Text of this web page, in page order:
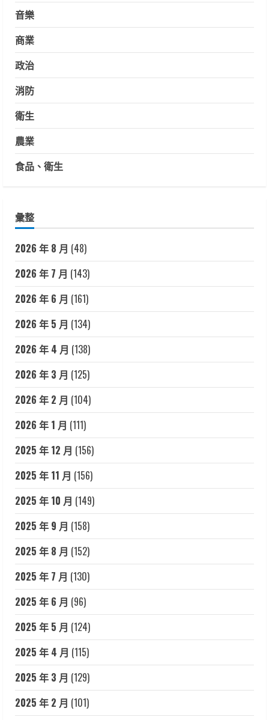
音樂
商業
政治
消防
衛生
農業
食品、衛生
彙整
2026 年 8 月 (48)
2026 年 7 月 (143)
2026 年 6 月 (161)
2026 年 5 月 (134)
2026 年 4 月 (138)
2026 年 3 月 (125)
2026 年 2 月 (104)
2026 年 1 月 (111)
2025 年 12 月 (156)
2025 年 11 月 (156)
2025 年 10 月 (149)
2025 年 9 月 (158)
2025 年 8 月 (152)
2025 年 7 月 (130)
2025 年 6 月 (96)
2025 年 5 月 (124)
2025 年 4 月 (115)
2025 年 3 月 (129)
2025 年 2 月 (101)